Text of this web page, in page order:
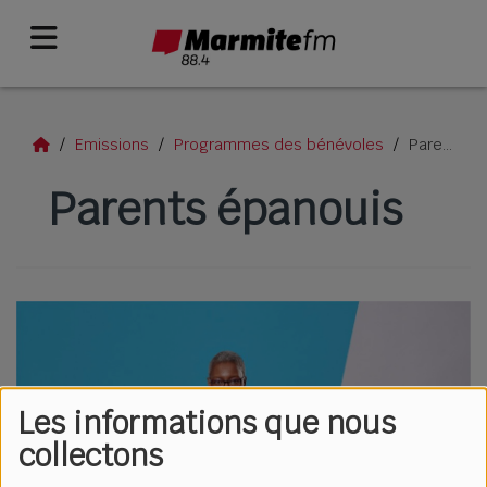
Les informations que nous
collectons
Emissions Programmes des bénévoles Parents épanouis
Parents épanouis